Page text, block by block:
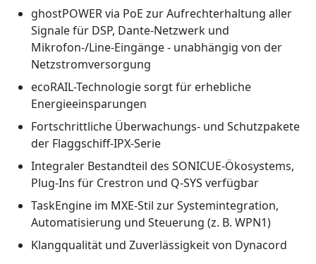
ghostPOWER via PoE zur Aufrechterhaltung aller
Signale für DSP, Dante-Netzwerk und
Mikrofon-/Line-Eingänge - unabhängig von der
Netzstromversorgung
ecoRAIL-Technologie sorgt für erhebliche
Energieeinsparungen
Fortschrittliche Überwachungs- und Schutzpakete
der Flaggschiff-IPX-Serie
Integraler Bestandteil des SONICUE-Ökosystems,
Plug-Ins für Crestron und Q-SYS verfügbar
TaskEngine im MXE-Stil zur Systemintegration,
Automatisierung und Steuerung (z. B. WPN1)
Klangqualität und Zuverlässigkeit von Dynacord